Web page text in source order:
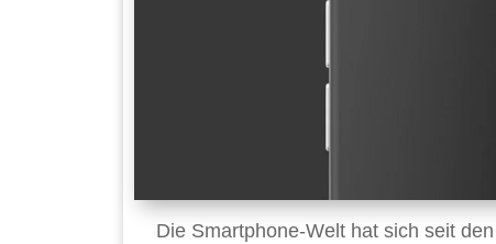
Die Smartphone-Welt hat sich seit